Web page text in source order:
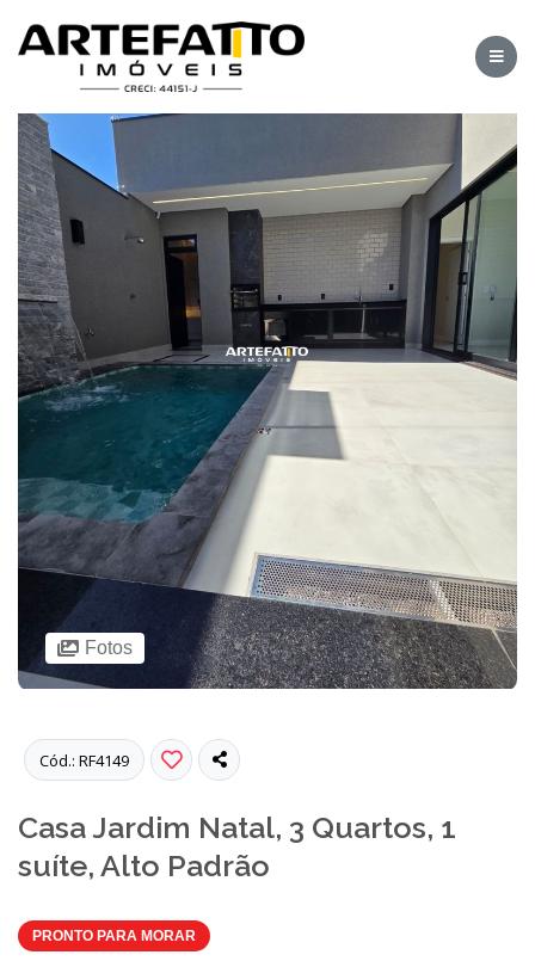
Fotos
Cód.: RF4149
Casa Jardim Natal, 3 Quartos, 1
suíte, Alto Padrão
PRONTO PARA MORAR